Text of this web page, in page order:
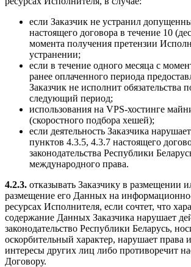
если Заказчик не устранил
настоящего договора в течение 10
момента получения претензии
устранении;
если в течение одного месяца с
ранее оплаченного периода
Заказчик не исполнит обязательства
следующий период;
использования на VPS-хостинге
(скоростного подбора хешей);
если деятельность Заказчика
пунктов 4.3.5, 4.3.7 настоящего
законодательства Республики
международного права.
4.2.3. отказывать Заказчику в размещении
размещение его Данных на
ресурсах Исполнителя, если сочтет, что
содержание Данных Заказчика нарушает
законодательство Республики Беларусь,
оскорбительный характер, нарушает права
интересы других лиц либо противоречит
Договору.